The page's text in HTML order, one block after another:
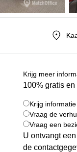
Krijg meer
100% gratis
Krijg
Vraag de
Vraag een
U ontvangt
de